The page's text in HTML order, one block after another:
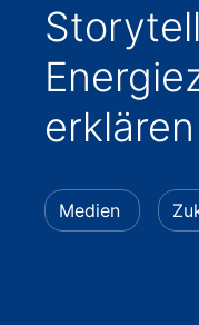
erklären
Medien